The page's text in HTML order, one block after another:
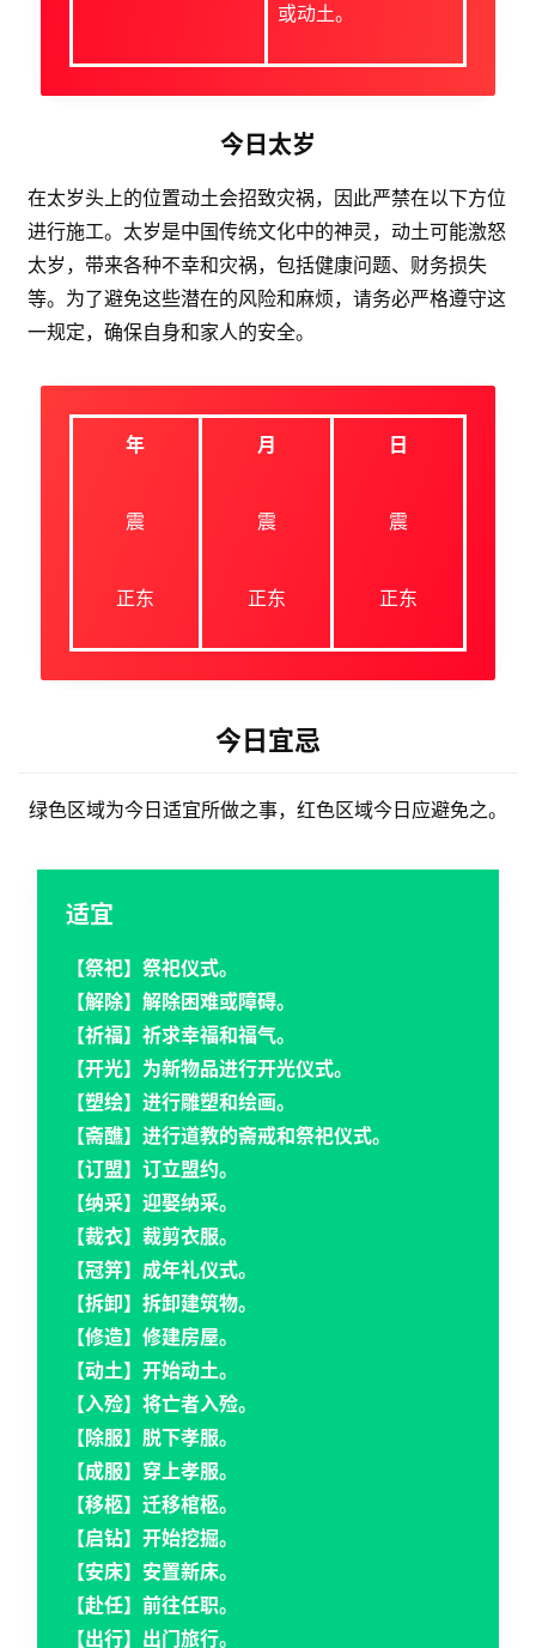
或动土。
今日太岁
在太岁头上的位置动土会招致灾祸，因此严禁在以下方位
进行施工。太岁是中国传统文化中的神灵，动土可能激怒
太岁，带来各种不幸和灾祸，包括健康问题、财务损失
等。为了避免这些潜在的风险和麻烦，请务必严格遵守这
一规定，确保自身和家人的安全。
年
震
正东
月
震
正东
日
震
正东
今日宜忌
绿色区域为今日适宜所做之事，红色区域今日应避免之。
适宜
【祭祀】祭祀仪式。
【解除】解除困难或障碍。
【祈福】祈求幸福和福气。
【开光】为新物品进行开光仪式。
【塑绘】进行雕塑和绘画。
【斋醮】进行道教的斋戒和祭祀仪式。
【订盟】订立盟约。
【纳采】迎娶纳采。
【裁衣】裁剪衣服。
【冠笄】成年礼仪式。
【拆卸】拆卸建筑物。
【修造】修建房屋。
【动土】开始动土。
【入殓】将亡者入殓。
【除服】脱下孝服。
【成服】穿上孝服。
【移柩】迁移棺柩。
【启钻】开始挖掘。
【安床】安置新床。
【赴任】前往任职。
【出行】出门旅行。